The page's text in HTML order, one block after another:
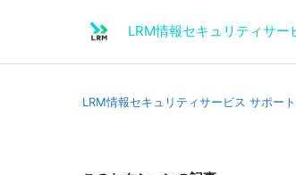
LRM情報セキュリティサー
LRM情報セキュリティサービス サポー